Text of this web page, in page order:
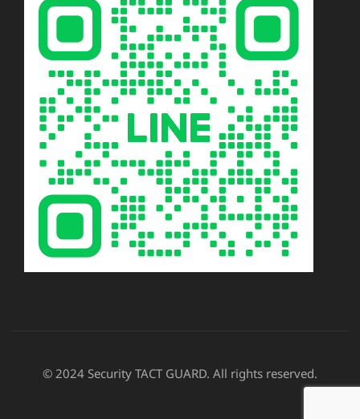
© 2024 Security TACT GUARD. All rights reserved.